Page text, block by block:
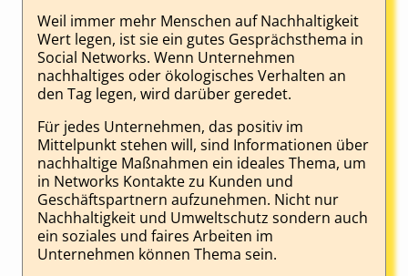
Weil immer mehr Menschen auf Nachhaltigkeit
Wert legen, ist sie ein gutes Gesprächsthema in
Social Networks. Wenn Unternehmen
nachhaltiges oder ökologisches Verhalten an
den Tag legen, wird darüber geredet.
Für jedes Unternehmen, das positiv im
Mittelpunkt stehen will, sind Informationen über
nachhaltige Maßnahmen ein ideales Thema, um
in Networks Kontakte zu Kunden und
Geschäftspartnern aufzunehmen. Nicht nur
Nachhaltigkeit und Umweltschutz sondern auch
ein soziales und faires Arbeiten im
Unternehmen können Thema sein.